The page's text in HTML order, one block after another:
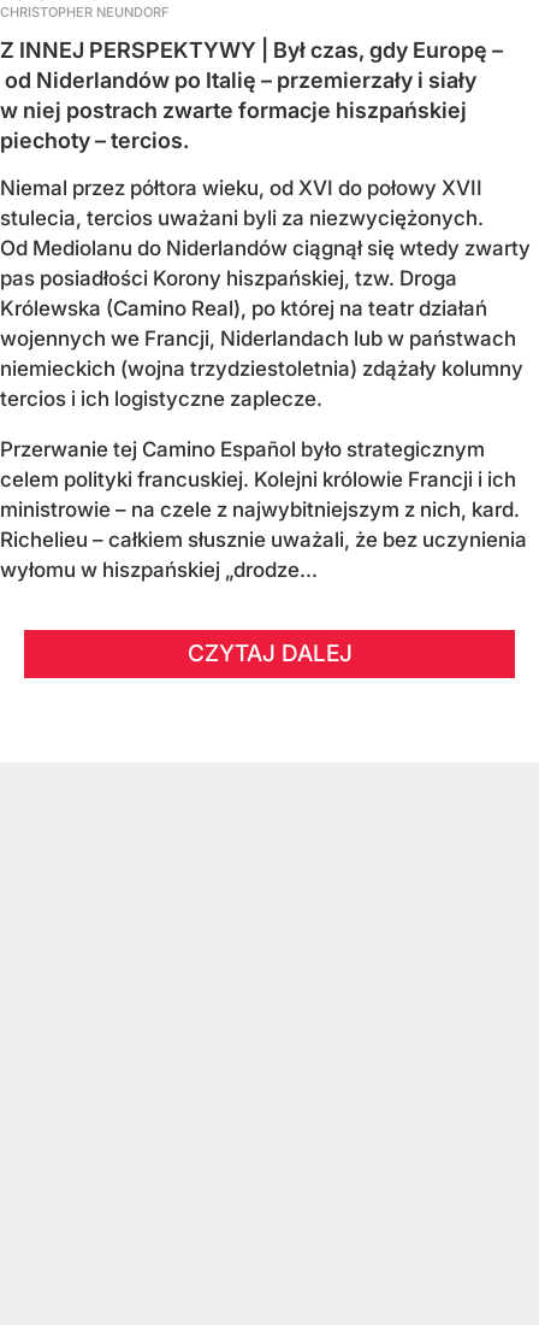
CHRISTOPHER NEUNDORF
Z INNEJ PERSPEKTYWY | Był czas, gdy Europę –
od Niderlandów po Italię – przemierzały i siały
w niej postrach zwarte formacje hiszpańskiej
piechoty – tercios.
Niemal przez półtora wieku, od XVI do połowy XVII
stulecia, tercios uważani byli za niezwyciężonych.
Od Mediolanu do Niderlandów ciągnął się wtedy zwarty
pas posiadłości Korony hiszpańskiej, tzw. Droga
Królewska (Camino Real), po której na teatr działań
wojennych we Francji, Niderlandach lub w państwach
niemieckich (wojna trzydziestoletnia) zdążały kolumny
tercios i ich logistyczne zaplecze.
Przerwanie tej Camino Español było strategicznym
celem polityki francuskiej. Kolejni królowie Francji i ich
ministrowie – na czele z najwybitniejszym z nich, kard.
Richelieu – całkiem słusznie uważali, że bez uczynienia
wyłomu w hiszpańskiej „drodze...
CZYTAJ DALEJ